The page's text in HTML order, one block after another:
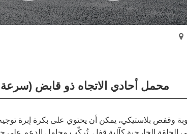
محمل أحادي الاتجاه ذو قابض (سرعة
وقفص بلاستيكي، يمكن أن يحتوي على بكرة إبرة توجيه
الحلقة الخارجية كآلية قفل. تُركّب محامل الدعم على